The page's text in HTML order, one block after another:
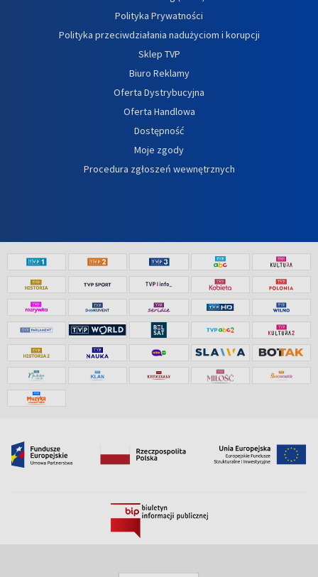
Polityka Prywatności
Polityka przeciwdziałania nadużyciom i korupcji
Sklep TVP
Biuro Reklamy
Oferta Dystrybucyjna
Oferta Handlowa
Dostępność
Moje zgody
Procedura zgłoszeń wewnętrznych